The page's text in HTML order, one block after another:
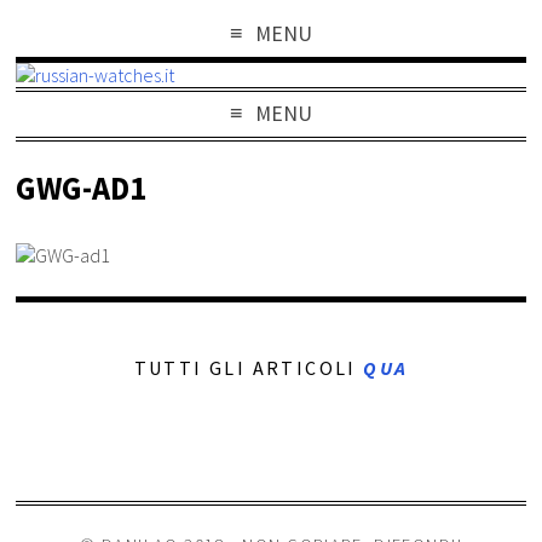
MENU
MENU
GWG-AD1
TUTTI GLI ARTICOLI QUA